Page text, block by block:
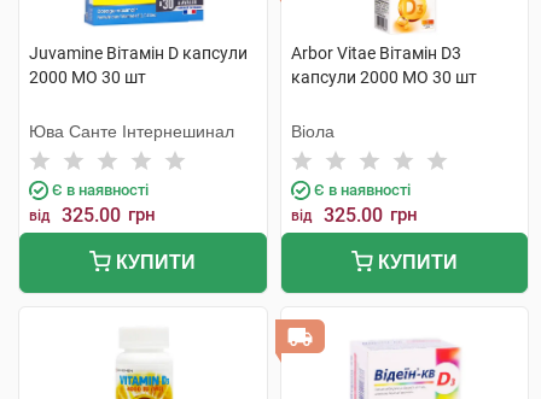
Juvamine Вітамін D капсули
2000 МО 30 шт
Юва Санте Інтернешинал
Є в наявності
від 325.00 грн
КУПИТИ
Arbor Vitae Вітамін D3
капсули 2000 МО 30 шт
Віола
Є в наявності
від 325.00 грн
КУПИТИ